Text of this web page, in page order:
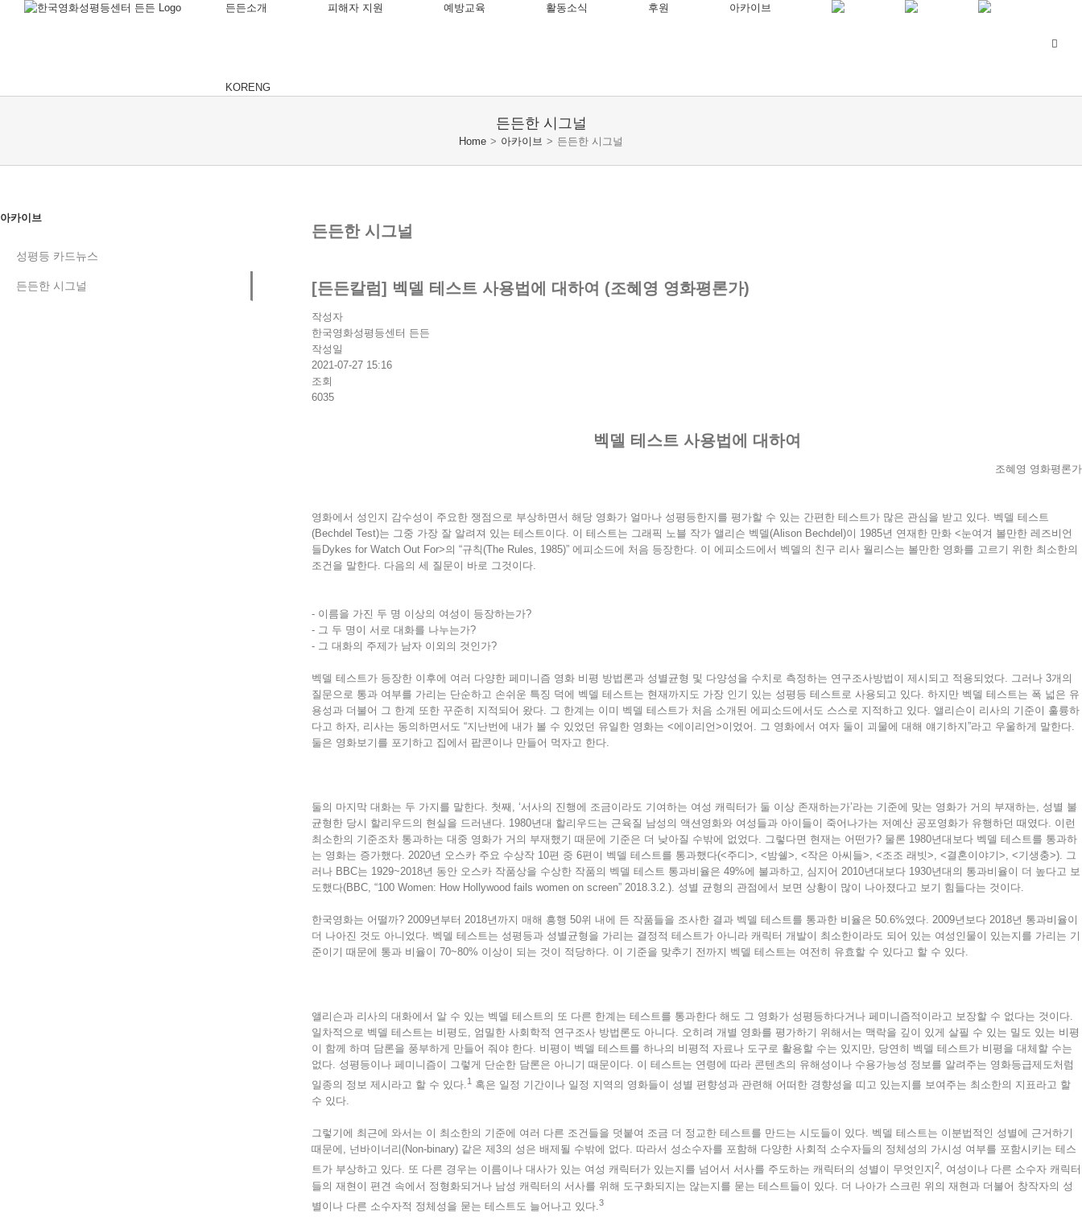
든든소개 피해자 지원 예방교육 활동소식 후원 아카이브
KORENG
든든한 시그널
Home > 아카이브 > 든든한 시그널
든든한 시그널
[든든칼럼] 벡델 테스트 사용법에 대하여 (조혜영 영화평론가)
작성자
한국영화성평등센터 든든
작성일
2021-07-27 15:16
조회
6035
벡델 테스트 사용법에 대하여
조혜영 영화평론가
영화에서 성인지 감수성이 주요한 쟁점으로 부상하면서 해당 영화가 얼마나 성평등한지를 평가할 수 있는 간편한 테스트가 많은 관심을 받고 있다. 벡델 테스트
(Bechdel Test)는 그중 가장 잘 알려져 있는 테스트이다. 이 테스트는 그래픽 노블 작가 앨리슨 벡델(Alison Bechdel)이 1985년 연재한 만화 <눈여겨 볼만한 레즈비언
들Dykes for Watch Out For>의 “규칙(The Rules, 1985)” 에피소드에 처음 등장한다. 이 에피소드에서 벡델의 친구 리사 월리스는 볼만한 영화를 고르기 위한 최소한의
조건을 말한다. 다음의 세 질문이 바로 그것이다.
- 이름을 가진 두 명 이상의 여성이 등장하는가?
- 그 두 명이 서로 대화를 나누는가?
- 그 대화의 주제가 남자 이외의 것인가?
벡델 테스트가 등장한 이후에 여러 다양한 페미니즘 영화 비평 방법론과 성별균형 및 다양성을 수치로 측정하는 연구조사방법이 제시되고 적용되었다. 그러나 3개의
질문으로 통과 여부를 가리는 단순하고 손쉬운 특징 덕에 벡델 테스트는 현재까지도 가장 인기 있는 성평등 테스트로 사용되고 있다. 하지만 벡델 테스트는 폭 넓은 유
용성과 더불어 그 한계 또한 꾸준히 지적되어 왔다. 그 한계는 이미 벡델 테스트가 처음 소개된 에피소드에서도 스스로 지적하고 있다. 앨리슨이 리사의 기준이 훌륭하
다고 하자, 리사는 동의하면서도 “지난번에 내가 볼 수 있었던 유일한 영화는 <에이리언>이었어. 그 영화에서 여자 둘이 괴물에 대해 얘기하지”라고 우울하게 말한다.
둘은 영화보기를 포기하고 집에서 팝콘이나 만들어 먹자고 한다.
둘의 마지막 대화는 두 가지를 말한다. 첫째, ‘서사의 진행에 조금이라도 기여하는 여성 캐릭터가 둘 이상 존재하는가’라는 기준에 맞는 영화가 거의 부재하는, 성별 불
균형한 당시 할리우드의 현실을 드러낸다. 1980년대 할리우드는 근육질 남성의 액션영화와 여성들과 아이들이 죽어나가는 저예산 공포영화가 유행하던 때였다. 이런
최소한의 기준조차 통과하는 대중 영화가 거의 부재했기 때문에 기준은 더 낮아질 수밖에 없었다. 그렇다면 현재는 어떤가? 물론 1980년대보다 벡델 테스트를 통과하
는 영화는 증가했다. 2020년 오스카 주요 수상작 10편 중 6편이 벡델 테스트를 통과했다(<주디>, <밤쉘>, <작은 아씨들>, <조조 래빗>, <결혼이야기>, <기생충>). 그
러나 BBC는 1929~2018년 동안 오스카 작품상을 수상한 작품의 벡델 테스트 통과비율은 49%에 불과하고, 심지어 2010년대보다 1930년대의 통과비율이 더 높다고 보
도했다(BBC, “100 Women: How Hollywood fails women on screen” 2018.3.2.). 성별 균형의 관점에서 보면 상황이 많이 나아졌다고 보기 힘들다는 것이다.
한국영화는 어떨까? 2009년부터 2018년까지 매해 흥행 50위 내에 든 작품들을 조사한 결과 벡델 테스트를 통과한 비율은 50.6%였다. 2009년보다 2018년 통과비율이
더 나아진 것도 아니었다. 벡델 테스트는 성평등과 성별균형을 가리는 결정적 테스트가 아니라 캐릭터 개발이 최소한이라도 되어 있는 여성인물이 있는지를 가리는 기
준이기 때문에 통과 비율이 70~80% 이상이 되는 것이 적당하다. 이 기준을 맞추기 전까지 벡델 테스트는 여전히 유효할 수 있다고 할 수 있다.
앨리슨과 리사의 대화에서 알 수 있는 벡델 테스트의 또 다른 한계는 테스트를 통과한다 해도 그 영화가 성평등하다거나 페미니즘적이라고 보장할 수 없다는 것이다.
일차적으로 벡델 테스트는 비평도, 엄밀한 사회학적 연구조사 방법론도 아니다. 오히려 개별 영화를 평가하기 위해서는 맥락을 깊이 있게 살필 수 있는 밀도 있는 비평
이 함께 하며 담론을 풍부하게 만들어 줘야 한다. 비평이 벡델 테스트를 하나의 비평적 자료나 도구로 활용할 수는 있지만, 당연히 벡델 테스트가 비평을 대체할 수는
없다. 성평등이나 페미니즘이 그렇게 단순한 담론은 아니기 때문이다. 이 테스트는 연령에 따라 콘텐츠의 유해성이나 수용가능성 정보를 알려주는 영화등급제도처럼
일종의 정보 제시라고 할 수 있다.1 혹은 일정 기간이나 일정 지역의 영화들이 성별 편향성과 관련해 어떠한 경향성을 띠고 있는지를 보여주는 최소한의 지표라고 할
수 있다.
그렇기에 최근에 와서는 이 최소한의 기준에 여러 다른 조건들을 덧붙여 조금 더 정교한 테스트를 만드는 시도들이 있다. 벡델 테스트는 이분법적인 성별에 근거하기
때문에, 넌바이너리(Non-binary) 같은 제3의 성은 배제될 수밖에 없다. 따라서 성소수자를 포함해 다양한 사회적 소수자들의 정체성의 가시성 여부를 포함시키는 테스
트가 부상하고 있다. 또 다른 경우는 이름이나 대사가 있는 여성 캐릭터가 있는지를 넘어서 서사를 주도하는 캐릭터의 성별이 무엇인지2, 여성이나 다른 소수자 캐릭터
들의 재현이 편견 속에서 정형화되거나 남성 캐릭터의 서사를 위해 도구화되지는 않는지를 묻는 테스트들이 있다. 더 나아가 스크린 위의 재현과 더불어 창작자의 성
별이나 다른 소수자적 정체성을 묻는 테스트도 늘어나고 있다.3
아카이브
성평등 카드뉴스
든든한 시그널